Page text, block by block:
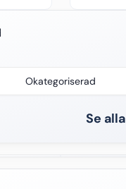
Okategoriserad
Se